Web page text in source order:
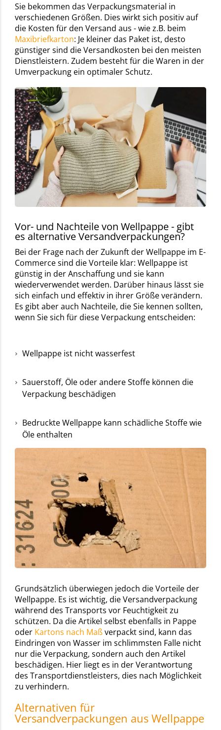
Sie bekommen das Verpackungsmaterial in
verschiedenen Größen. Dies wirkt sich positiv auf
die Kosten für den Versand aus - wie z.B. beim
Maxibriefkarton: Je kleiner das Paket ist, desto
günstiger sind die Versandkosten bei den meisten
Dienstleistern. Zudem besteht für die Waren in der
Umverpackung ein optimaler Schutz.
Vor- und Nachteile von Wellpappe - gibt
es alternative Versandverpackungen?
Bei der Frage nach der Zukunft der Wellpappe im E-
Commerce sind die Vorteile klar: Wellpappe ist
günstig in der Anschaffung und sie kann
wiederverwendet werden. Darüber hinaus lässt sie
sich einfach und effektiv in ihrer Größe verändern.
Es gibt aber auch Nachteile, die Sie kennen sollten,
wenn Sie sich für diese Verpackung entscheiden:
Wellpappe ist nicht wasserfest
Sauerstoff, Öle oder andere Stoffe können die
Verpackung beschädigen
Bedruckte Wellpappe kann schädliche Stoffe wie
Öle enthalten
Grundsätzlich überwiegen jedoch die Vorteile der
Wellpappe. Es ist wichtig, die Versandverpackung
während des Transports vor Feuchtigkeit zu
schützen. Da die Artikel selbst ebenfalls in Pappe
oder Kartons nach Maßverpackt sind, kann das
Eindringen von Wasser im schlimmsten Falle nicht
nur die Verpackung, sondern auch den Artikel
beschädigen. Hier liegt es in der Verantwortung
des Transportdienstleisters, dies nach Möglichkeit
zu verhindern.
Alternativen für
Versandverpackungen aus Wellpappe